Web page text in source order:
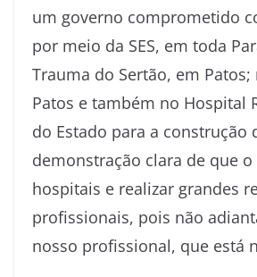
um governo comprometido
por meio da SES, em toda
Trauma do Sertão, em
Patos e também no Hospital
do Estado para a construção
demonstração clara de que
hospitais e realizar grandes
profissionais, pois não
nosso profissional, que está